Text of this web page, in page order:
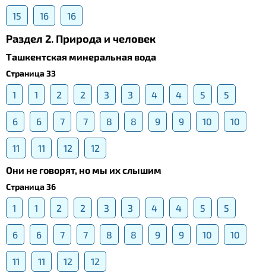
15 16 16
Раздел 2. Природа и человек
Ташкентская минеральная вода
Страница 33
1 1 2 2 3 3 4 4 5 5
6 6 7 7 8 8 9 9 10 10
11 11 12
12
Они не говорят, но мы их слышим
Страница 36
1 1 2 2 3 3 4 4 5 5
6 6 7 7 8 8 9 9 10 10
11 11 12
12